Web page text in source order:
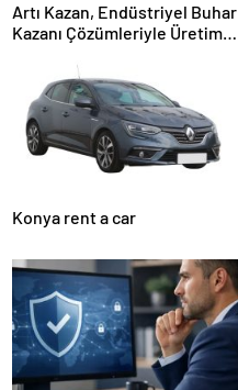
Artı Kazan, Endüstriyel Buhar
Kazanı Çözümleriyle Üretim
Sunuyor
Konya rent a car